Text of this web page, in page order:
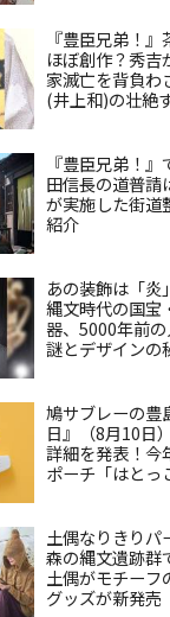
『豊臣兄弟！
ほぼ創作？秀吉
家滅亡を背負わ
(井上和)の壮絶
『豊臣兄弟！
田信長の道普請
が実施した街道
紹介
あの装飾は「炎
縄文時代の国宝
器、5000年前
謎とデザインの
鳩サブレーの豊
日』（8月10日
詳細を発表！今
ポーチ「はとっ
土偶なりきりパ
森の縄文遺跡群
土偶がモチーフ
グッズが新発売